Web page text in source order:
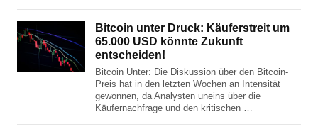
Bitcoin unter Druck: Käuferstreit um
65.000 USD könnte Zukunft
entscheiden!
Bitcoin Unter: Die Diskussion über den Bitcoin-
Preis hat in den letzten Wochen an Intensität
gewonnen, da Analysten uneins über die
Käufernachfrage und den kritischen …